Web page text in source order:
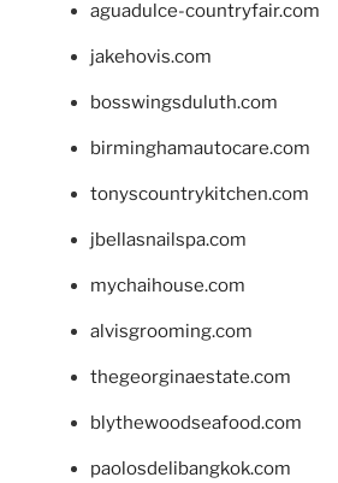
aguadulce-countryfair.com
jakehovis.com
bosswingsduluth.com
birminghamautocare.com
tonyscountrykitchen.com
jbellasnailspa.com
mychaihouse.com
alvisgrooming.com
thegeorginaestate.com
blythewoodseafood.com
paolosdelibangkok.com